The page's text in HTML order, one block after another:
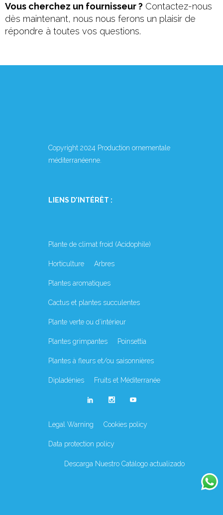
Vous cherchez un fournisseur ? Contactez-nous
dès maintenant, nous nous ferons un plaisir de
répondre à toutes vos questions.
Copyright 2024 Production ornementale
méditerranéenne.
LIENS D'INTÉRÊT :
Plante de climat froid (Acidophile)
Horticulture Arbres
Plantes aromatiques
Cactus et plantes succulentes
Plante verte ou d’intérieur
Plantes grimpantes Poinsettia
Plantes à fleurs et/ou saisonnières
Dipladénies Fruits et Méditerranée
Legal Warning Cookies policy
Data protection policy
Descarga Nuestro Catálogo actualizado